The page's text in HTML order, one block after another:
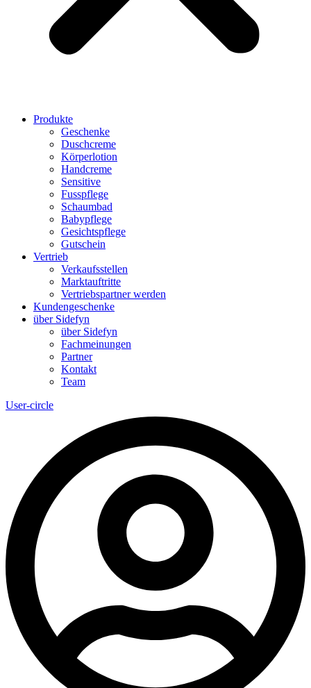
Produkte
Geschenke
Duschcreme
Körperlotion
Handcreme
Sensitive
Fusspflege
Schaumbad
Babypflege
Gesichtspflege
Gutschein
Vertrieb
Verkaufsstellen
Marktauftritte
Vertriebspartner werden
Kundengeschenke
über Sidefyn
über Sidefyn
Fachmeinungen
Partner
Kontakt
Team
User-circle